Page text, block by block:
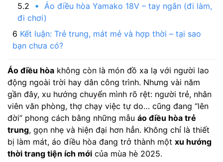
🔹 Áo điều hòa Yamako 18V – tay ngắn (đi làm,
đi chơi)
Kết luận: Trẻ trung, mát mẻ và hợp thời – tại sao
bạn chưa có?
Áo điều hòa không còn là món đồ xa lạ với người lao
động ngoài trời hay dân công trình. Nhưng vài năm
gần đây, xu hướng chuyển mình rõ rệt: người trẻ, nhân
viên văn phòng, thợ chạy việc tự do… cũng đang “lên
đời” phong cách bằng những mẫu áo điều hòa trẻ
trung, gọn nhẹ và hiện đại hơn hẳn. Không chỉ là thiết
bị làm mát, áo điều hòa đang trở thành một xu hướng
thời trang tiện ích mới của mùa hè 2025.